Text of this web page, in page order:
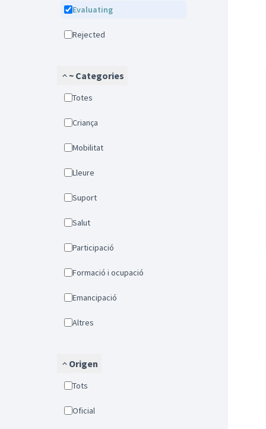
Evaluating
Rejected
~ Categories
Totes
Criança
Mobilitat
Lleure
Suport
Salut
Participació
Formació i ocupació
Emancipació
Altres
Origen
Tots
Oficial